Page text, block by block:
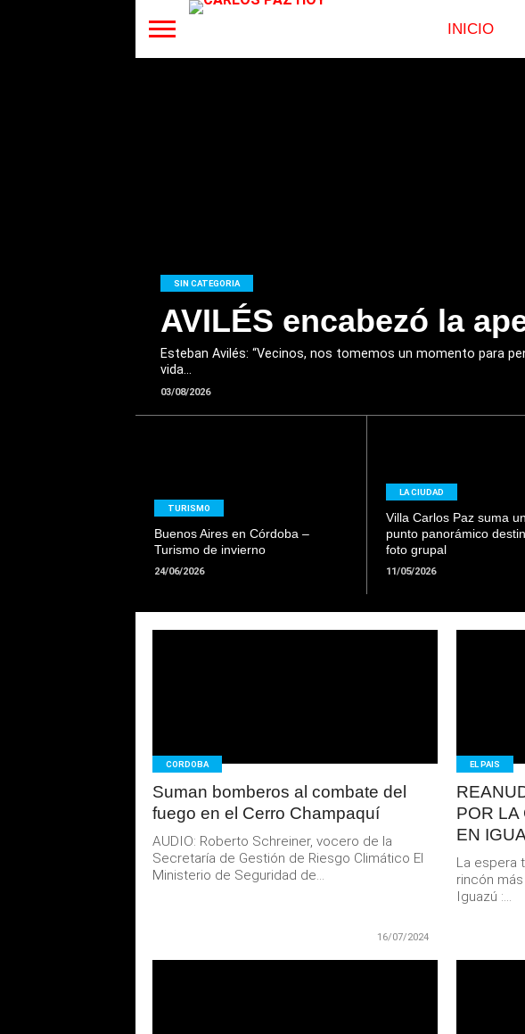
INICIO
SIN CATEGORIA
AVILÉS encabezó la
Esteban Avilés: “Vecinos, nos tomemos un momento para
vida...
03/08/2026
TURISMO
Buenos Aires en Córdoba –
Turismo de invierno
24/06/2026
LA CIUDAD
Villa Carlos Paz suma
punto panorámico
foto grupal
11/05/2026
CORDOBA
Suman bomberos al combate del
fuego en el Cerro Champaquí
AUDIO: Roberto Schreiner, vocero de la
Secretaría de Gestión de Riesgo Climático El
Ministerio de Seguridad de...
16/07/2024
EL PAIS
POR LA
EN
La espera
rincón
Iguazú :...